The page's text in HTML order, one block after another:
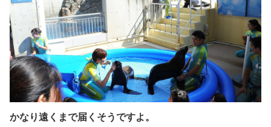
かなり遠くまで届くそうですよ。